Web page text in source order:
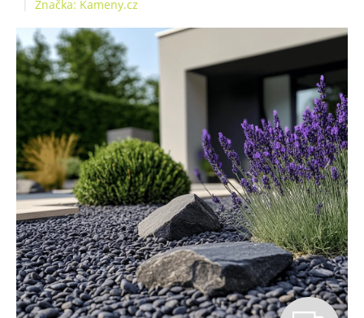
hodnocení
je
0,0
z
5
hvězdiček.
Značka: Kameny.cz